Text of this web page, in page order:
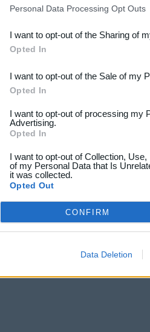
Downstream Participants
third parties.
Personal Data Processing Opt Outs
I want to opt-out of the Sharing of
Opted In
I want to opt-out of the Sale of my
Opted In
I want to opt-out of processing my
Advertising.
Opted In
I want to opt-out of Collection,
of my Personal Data that Is
it was collected.
Opted Out
CONFIRM
Data Deletion